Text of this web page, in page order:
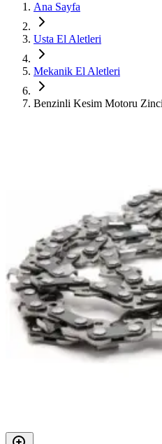
Ana Sayfa
Usta El Aletleri
Mekanik El Aletleri
Benzinli Kesim Motoru